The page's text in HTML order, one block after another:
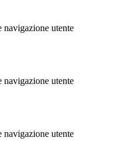
utente
utente
utente